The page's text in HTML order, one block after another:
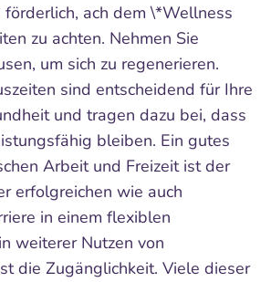
förderlich, ach dem \*Wellness
zu achten. Nehmen Sie
um sich zu regenerieren.
sind entscheidend für Ihre
und tragen dazu bei, dass
bleiben. Ein gutes
Arbeit und Freizeit ist der
erfolgreichen wie auch
in einem flexiblen
weiterer Nutzen von
die Zugänglichkeit. Viele dieser